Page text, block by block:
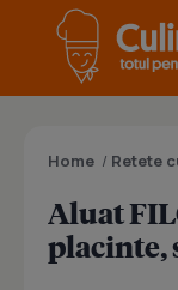
Home / Retete
Aluat
placinte,